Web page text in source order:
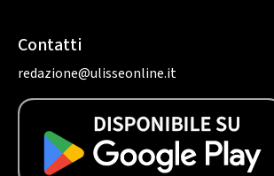
Contatti
redazione@ulisseonline.it